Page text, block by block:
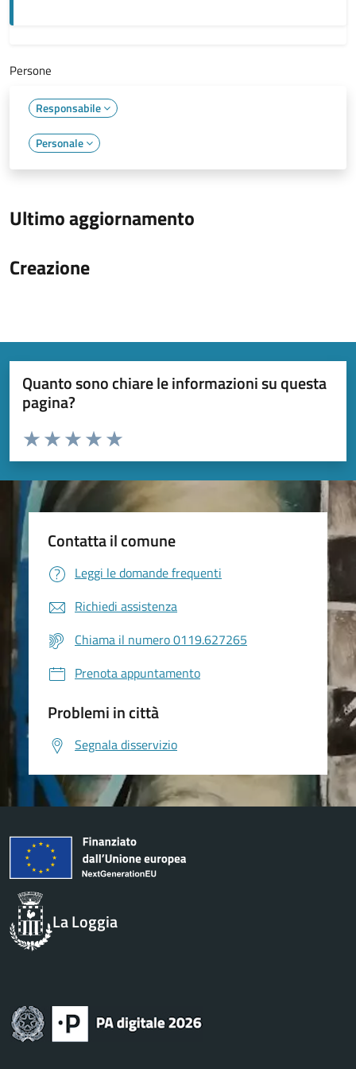
Persone
Responsabile
Personale
Ultimo aggiornamento
Creazione
Quanto sono chiare le informazioni su questa
pagina?
Valuta da 1 a 5 stelle la pagina
Valuta 5 stelle su 5
Valuta 4 stelle su 5
Valuta 3 stelle su 5
Valuta 2 stelle su 5
Valuta 1 stelle su 5
Contatta il comune
Leggi le domande frequenti
Richiedi assistenza
Chiama il numero 0119.627265
Prenota appuntamento
Problemi in città
Segnala disservizio
La Loggia